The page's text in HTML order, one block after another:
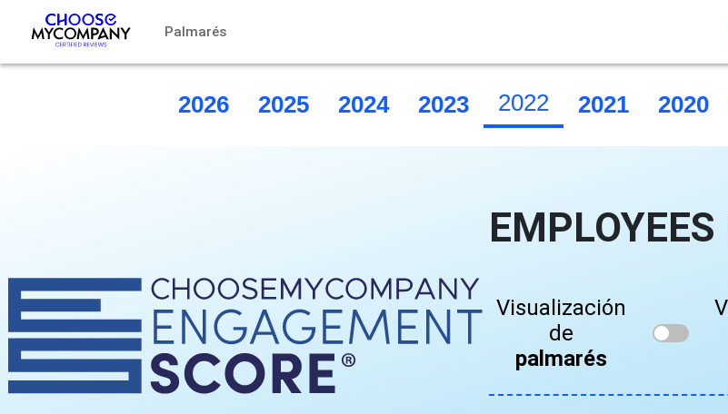
Palmarés
2026 2025 2024 2023 2022 2021 2020
Visualización
de
palmarés